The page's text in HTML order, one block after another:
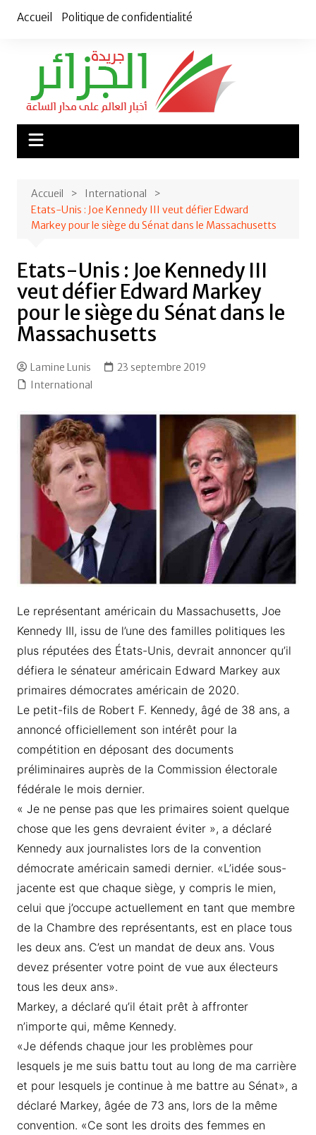
Accueil Politique de confidentialité
Accueil
International
Etats-Unis : Joe Kennedy III veut défier Edward
Markey pour le siège du Sénat dans le Massachusetts
Etats-Unis : Joe Kennedy III
veut défier Edward Markey
pour le siège du Sénat dans le
Massachusetts
Lamine Lunis
23 septembre 2019
International
Le représentant américain du Massachusetts, Joe
Kennedy III, issu de l’une des familles politiques les
plus réputées des États-Unis, devrait annoncer qu’il
défiera le sénateur américain Edward Markey aux
primaires démocrates américain de 2020.
Le petit-fils de Robert F. Kennedy, âgé de 38 ans, a
annoncé officiellement son intérêt pour la
compétition en déposant des documents
préliminaires auprès de la Commission électorale
fédérale le mois dernier.
« Je ne pense pas que les primaires soient quelque
chose que les gens devraient éviter », a déclaré
Kennedy aux journalistes lors de la convention
démocrate américain samedi dernier. «L’idée sous-
jacente est que chaque siège, y compris le mien,
celui que j’occupe actuellement en tant que membre
de la Chambre des représentants, est en place tous
les deux ans. C’est un mandat de deux ans. Vous
devez présenter votre point de vue aux électeurs
tous les deux ans».
Markey, a déclaré qu’il était prêt à affronter
n’importe qui, même Kennedy.
«Je défends chaque jour les problèmes pour
lesquels je me suis battu tout au long de ma carrière
et pour lesquels je continue à me battre au Sénat», a
déclaré Markey, âgée de 73 ans, lors de la même
convention. «Ce sont les droits des femmes en